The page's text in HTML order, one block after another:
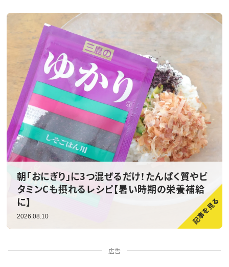
朝「おにぎり」に3つ混ぜるだけ！たんぱく質やビ
タミンCも摂れるレシピ【暑い時期の栄養補給
に】
2026.08.10
広告